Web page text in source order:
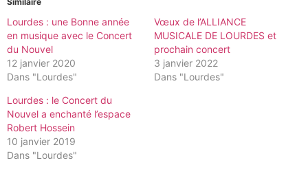
Lourdes : une Bonne année
en musique avec le Concert
du Nouvel
12 janvier 2020
Dans "Lourdes"
Vœux de l’ALLIANCE
MUSICALE DE LOURDES et
prochain concert
3 janvier 2022
Dans "Lourdes"
Lourdes : le Concert du
Nouvel a enchanté l’espace
Robert Hossein
10 janvier 2019
Dans "Lourdes"